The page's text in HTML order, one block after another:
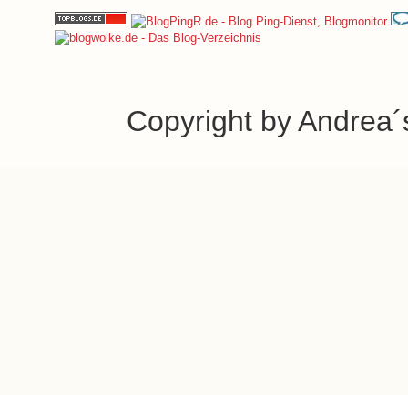
Copyright by